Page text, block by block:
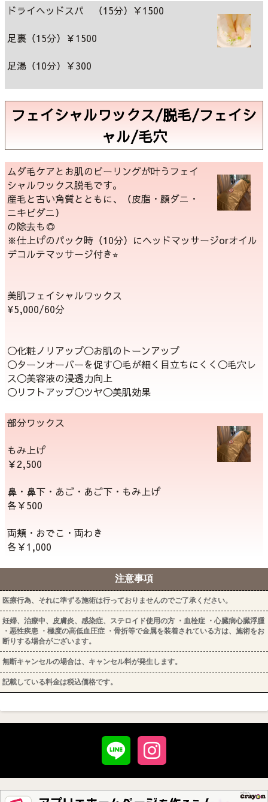
ドライヘッドスパ （15分）￥1500
足裏（15分）￥1500
足湯（10分）￥300
フェイシャルワックス/脱毛/フェイシ
ャル/毛穴
ムダ毛ケアとお肌のピーリングが叶うフェイ
シャルワックス脱毛です。
産毛と古い角質とともに、（皮脂・顔ダニ・
ニキビダニ）
の除去も◎
※仕上げのパック時（10分）にヘッドマッサージorオイル
デコルテマッサージ付き⭐︎
美肌フェイシャルワックス
¥5,000/60分
◯化粧ノリアップ◯お肌のトーンアップ
◯ターンオーバーを促す◯毛が細く目立ちにくく◯毛穴レ
ス◯美容液の浸透力向上
◯リフトアップ◯ツヤ◯美肌効果
部分ワックス
もみ上げ
￥2,500
鼻・鼻下・あご・あご下・もみ上げ
各￥500
両頬・おでこ・両わき
各￥1,000
注意事項
医療行為、それに準ずる施術は行っておりませんのでご了承ください。
妊婦、治療中、皮膚炎、感染症、ステロイド使用の方 ・血栓症 ・心臓病心臓浮腫
・悪性疾患 ・極度の高低血圧症 ・骨折等で金属を装着されている方は、施術をお
断りする場合がございます。
無断キャンセルの場合は、キャンセル料が発生します。
記載している料金は税込価格です。